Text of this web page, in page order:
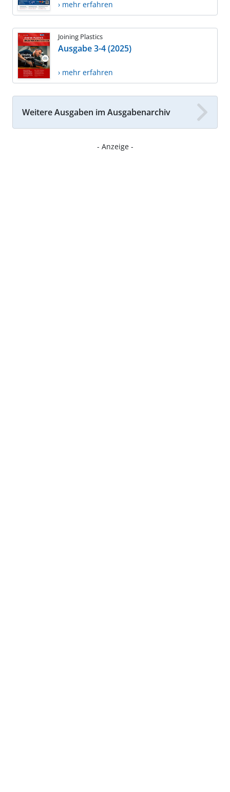
› mehr erfahren
Joining Plastics
Ausgabe 3-4 (2025)
› mehr erfahren
Weitere Ausgaben im Ausgabenarchiv
- Anzeige -